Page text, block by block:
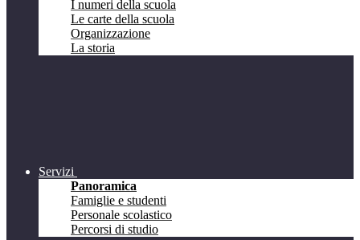
I numeri della scuola
Le carte della scuola
Organizzazione
La storia
Servizi
Panoramica
Famiglie e studenti
Personale scolastico
Percorsi di studio